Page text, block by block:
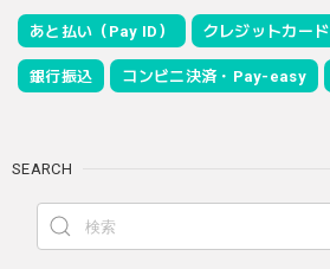
あと払い（Pay ID） クレジットカード
銀行振込 コンビニ決済・Pay-easy
SEARCH